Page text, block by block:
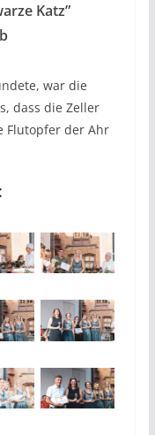
Katz”
war die
dass die Zeller
Flutopfer der Ahr